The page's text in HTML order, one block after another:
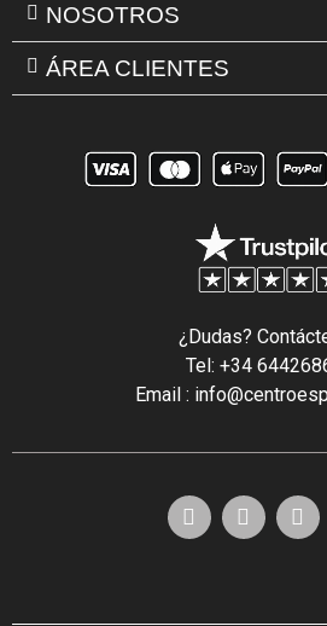
NOSOTROS
ÁREA CLIENTES
¿Dudas?
Tel: +34
Email :